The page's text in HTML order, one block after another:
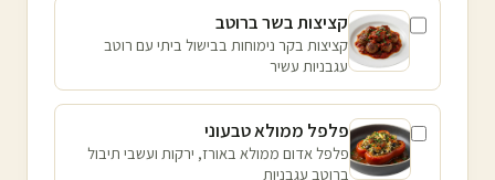
קציצות בשר ברוטב
קציצות בקר נימוחות בבישול ביתי עם רוטב
עגבניות עשיר
פלפל ממולא טבעוני
פלפל אדום ממולא באורז, ירקות ועשבי תיבול
ברוטב עגבניות